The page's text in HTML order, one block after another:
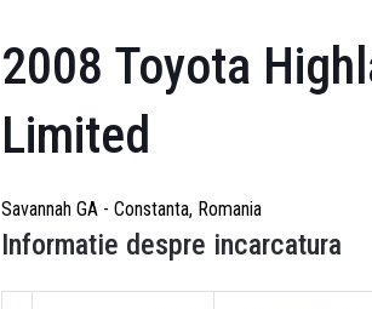
2008 Toyota
Limited
Savannah GA - Constanta, Romania
Informatie despre incarcatura